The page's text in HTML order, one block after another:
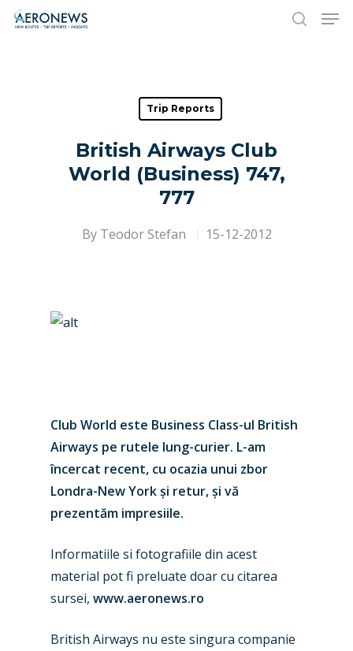
Hit enter to search or ESC to close
Trip Reports
British Airways Club
World (Business) 747,
777
By Teodor Stefan 15-12-2012
Club World este Business Class-ul British
Airways pe rutele lung-curier. L-am
încercat recent, cu ocazia unui zbor
Londra-New York și retur, și vă
prezentăm impresiile.
Informatiile si fotografiile din acest
material pot fi preluate doar cu citarea
sursei, www.aeronews.ro
British Airways nu este singura companie